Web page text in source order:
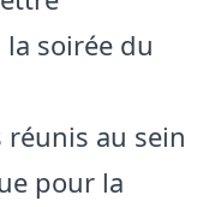
soirée du
au sein
pour la